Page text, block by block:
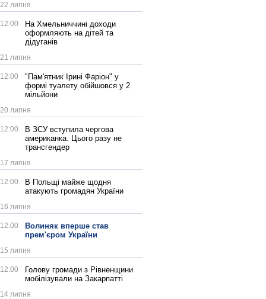
22 липня
12:00
На Хмельниччині доходи
оформляють на дітей та
дідуганів
21 липня
12:00
"Пам'ятник Ірині Фаріон" у
формі туалету обійшовся у 2
мільйони
20 липня
12:00
В ЗСУ вступила чергова
американка. Цього разу не
трансгендер
17 липня
12:00
В Польщі майже щодня
атакують громадян України
16 липня
12:00
Волиняк вперше став
прем'єром України
15 липня
12:00
Голову громади з Рівненщини
мобілізували на Закарпатті
14 липня